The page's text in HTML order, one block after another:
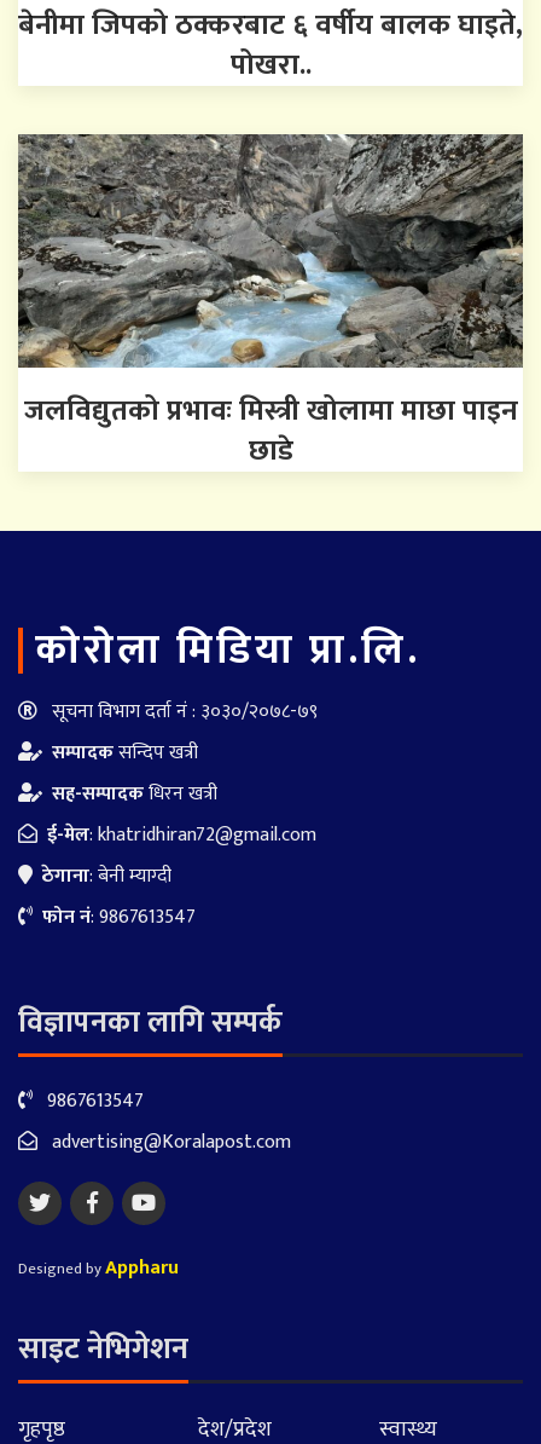
बेनीमा जिपको ठक्करबाट ६ वर्षीय बालक घाइते,
पोखरा..
जलविद्युतको प्रभावः मिस्त्री खोलामा माछा पाइन
छाडे
काेराेला मिडिया प्रा.लि.
सूचना विभाग दर्ता नं : ३०३०/२०७८-७९
सम्पादकसन्दिप खत्री
सह-सम्पादकधिरन खत्री
ई-मेल:khatridhiran72@gmail.com
ठेगाना: बेनी म्याग्दी
फोन नं: 9867613547
विज्ञापनका लागि सम्पर्क
9867613547
advertising@Koralapost.com
Designed byAppharu
साइट नेभिगेशन
गृहपृष्ठ देश/प्रदेश स्वास्थ्य